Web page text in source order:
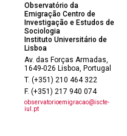
Observatório da
Emigração Centro de
Investigação e Estudos de
Sociologia
Instituto Universitário de
Lisboa
Av. das Forças Armadas,
1649-026 Lisboa, Portugal
T. (+351) 210 464 322
F. (+351) 217 940 074
observatorioemigracao@iscte-
iul.pt